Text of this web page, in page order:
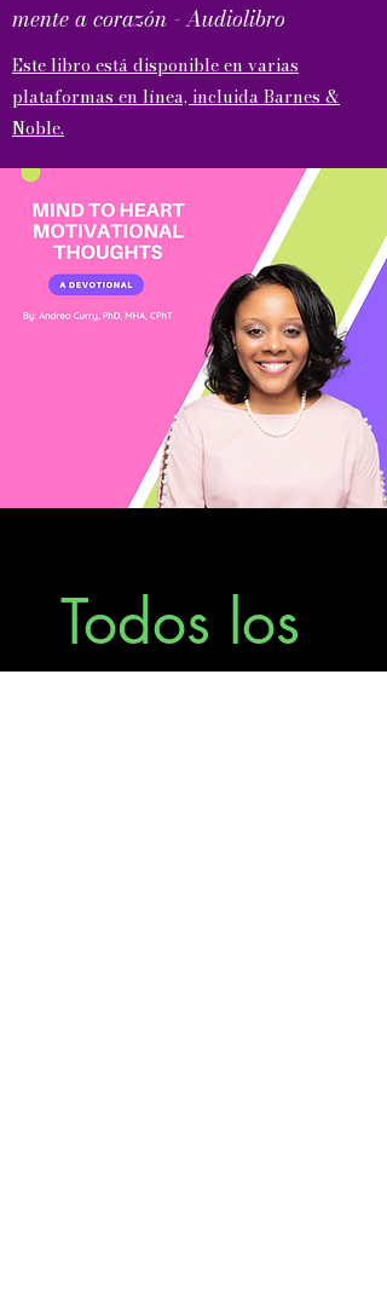
mente a corazón - Audiolibro
Este libro está disponible en varias
plataformas en línea, incluida Barnes &
Noble.
Todos los